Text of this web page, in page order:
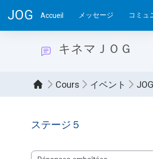
JOG Accueil メッセージ コミュ
キネマＪＯＧ
Cours イベント
ステージ５